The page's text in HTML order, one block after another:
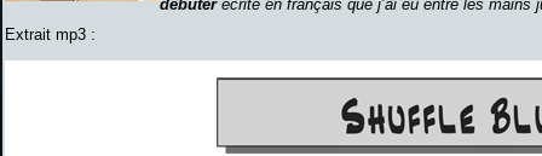
débuterécrite en français que j’ai eu entre les mains
Extrait mp3 :